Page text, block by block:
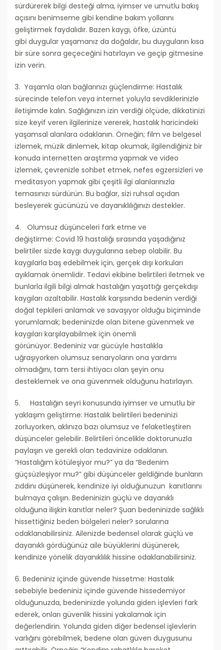
sürdürerek bilgi desteği alma, iyimser ve umutlu bakış
açısını benimseme gibi kendine bakım yollarını
geliştirmek faydalıdır. Bazen kaygı, öfke, üzüntü
gibi duygular yaşamanız da doğaldır, bu duyguların kısa
bir süre sonra geçeceğini hatırlayın ve geçip gitmesine
izin verin.
3. Yaşamla olan bağlarınızı güçlendirme: Hastalık
sürecinde telefon veya internet yoluyla sevdiklerinizle
iletişimde kalın. Sağlığınızın izin verdiği ölçüde, dikkatinizi
size keyif veren ilgilerinize vererek, hastalık haricindeki
yaşamsal alanlara odaklanın. Örneğin; film ve belgesel
izlemek, müzik dinlemek, kitap okumak, ilgilendiğiniz bir
konuda internetten araştırma yapmak ve video
izlemek, çevrenizle sohbet etmek, nefes egzersizleri ve
meditasyon yapmak gibi çeşitli ilgi alanlarınızla
temasınızı sürdürün. Bu bağlar, sizi ruhsal açıdan
besleyerek gücünüzü ve dayanıklılığınızı destekler.
4. Olumsuz düşünceleri fark etme ve
değiştirme: Covid 19 hastalığı sırasında yaşadığınız
belirtiler sizde kaygı duygularına sebep olabilir. Bu
kaygılarla baş edebilmek için, gerçek dışı korkuları
ayıklamak önemlidir. Tedavi ekibine belirtileri iletmek ve
bunlarla ilgili bilgi almak hastalığın yaşattığı gerçekdışı
kaygıları azaltabilir. Hastalık karşısında bedenin verdiği
doğal tepkileri anlamak ve savaşıyor olduğu biçiminde
yorumlamak; bedeninizde olan bitene güvenmek ve
kaygıları karşılayabilmek için önemli
görünüyor. Bedeniniz var gücüyle hastalıkla
uğraşıyorken olumsuz senaryoların ona yardımı
olmadığını, tam tersi ihtiyacı olan şeyin onu
desteklemek ve ona güvenmek olduğunu hatırlayın.
5. Hastalığın seyri konusunda iyimser ve umutlu bir
yaklaşım geliştirme: Hastalık belirtileri bedeninizi
zorluyorken, aklınıza bazı olumsuz ve felaketleştiren
düşünceler gelebilir. Belirtileri öncelikle doktorunuzla
paylaşın ve gerekli olan tedavinize odaklanın.
“Hastalığım kötüleşiyor mu?” ya da “Bedenim
güçsüzleşiyor mu?” gibi düşünceler geldiğinde bunların
zıddını düşünerek, kendinize iyi olduğunuzun kanıtlarını
bulmaya çalışın. Bedeninizin güçlü ve dayanıklı
olduğuna ilişkin kanıtlar neler? Şuan bedeninizde sağlıklı
hissettiğiniz beden bölgeleri neler? sorularına
odaklanabilirsiniz. Ailenizde bedensel olarak güçlü ve
dayanıklı gördüğünüz aile büyüklerini düşünerek,
kendinize yönelik dayanıklılık hissine odaklanabilirsiniz.
6. Bedeniniz içinde güvende hissetme: Hastalık
sebebiyle bedeniniz içinde güvende hissedemiyor
olduğunuzda, bedeninizde yolunda giden işlevleri fark
ederek, onları güvenlik hissini yakalamak için
değerlendirin. Yolunda giden diğer bedensel işlevlerin
varlığını görebilmek, bedene olan güven duygusunu